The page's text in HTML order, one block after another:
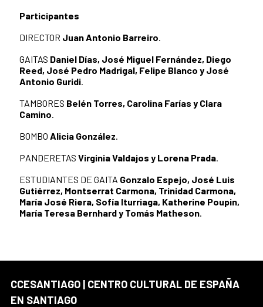
Participantes
DIRECTOR Juan Antonio Barreiro
GAITAS Daniel Días, José Miguel Fernández, Diego
Reed, José Pedro Madrigal, Felipe Blanco y José
Antonio Guridi
TAMBORES Belén Torres, Carolina Farías y Clara
Camino
BOMBO Alicia González
PANDERETAS Virginia Valdajos y Lorena Prada
ESTUDIANTES DE GAITA Gonzalo Espejo, José Luis
Gutiérrez, Montserrat Carmona, Trinidad Carmona,
María José Riera, Sofía Iturriaga, Katherine Poupin,
María Teresa Bernhard y Tomás Matheson
CCESANTIAGO | CENTRO CULTURAL DE ESPAÑA
EN SANTIAGO